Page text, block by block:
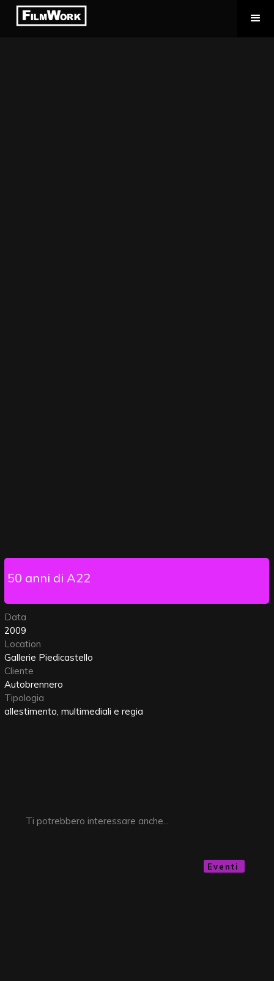
50 anni di A22
2009
Gallerie Piedicastello
Autobrennero
allestimento, multimediali e regia
Tipologia
Location
Data
Cliente
Ti potrebbero interessare anche...
Eventi